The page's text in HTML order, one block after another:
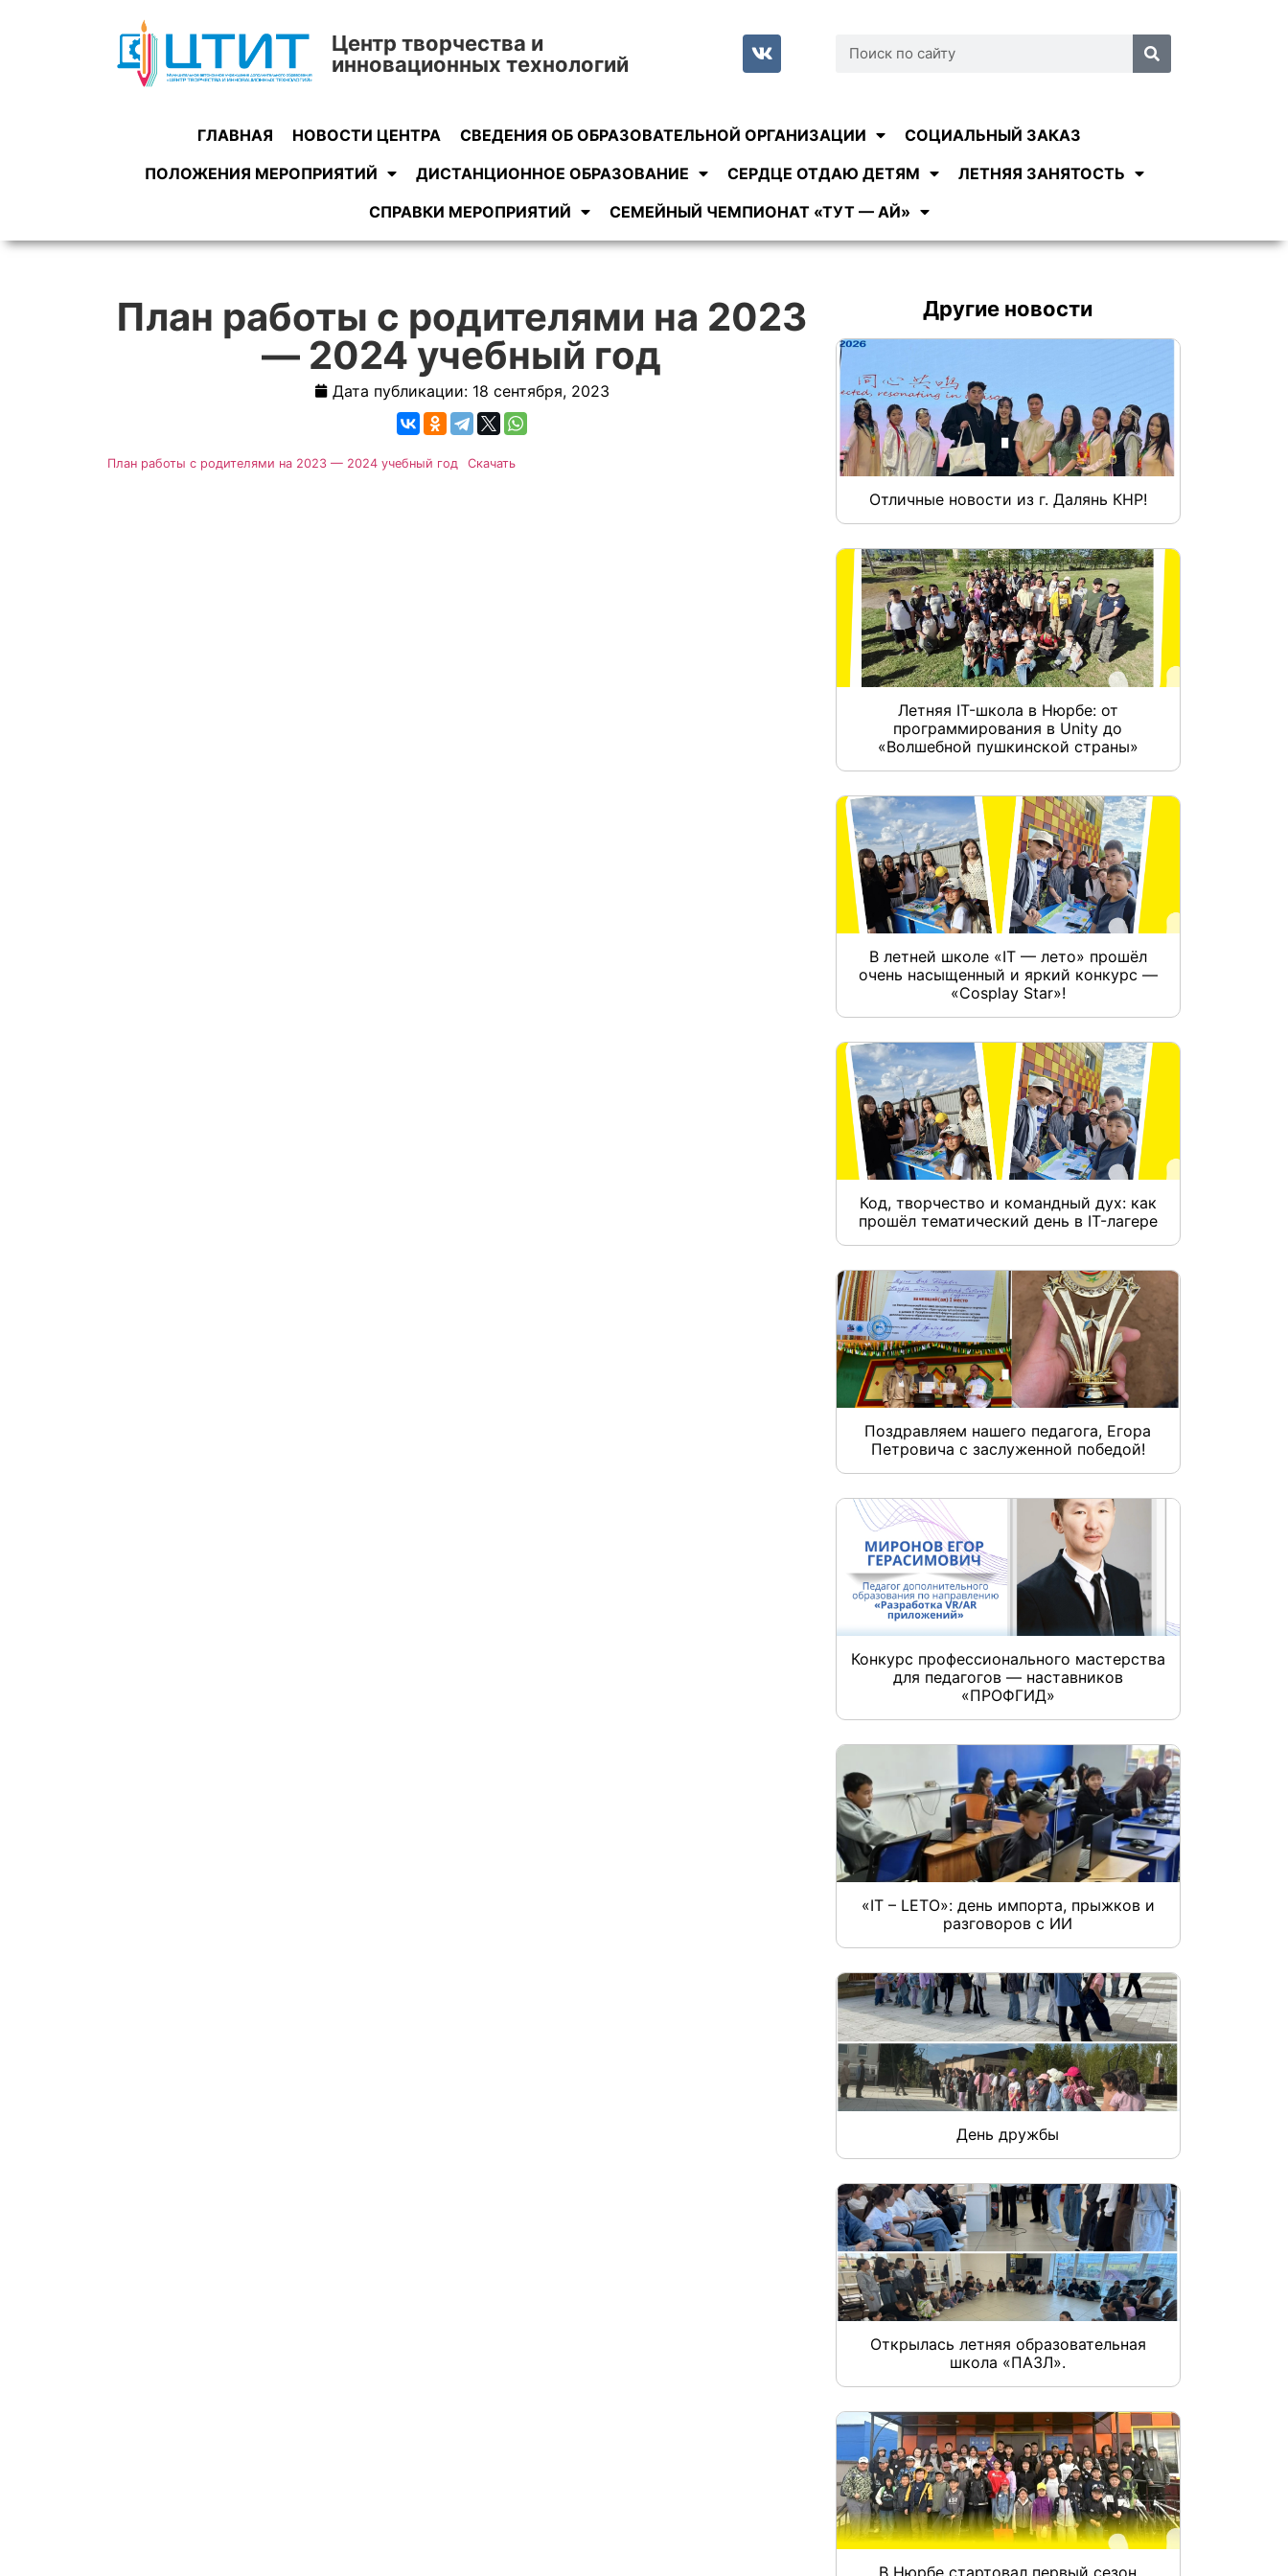
Центр творчества и
инновационных технологий
ГЛАВНАЯ НОВОСТИ ЦЕНТРА СВЕДЕНИЯ ОБ ОБРАЗОВАТЕЛЬНОЙ ОРГАНИЗАЦИИ
СОЦИАЛЬНЫЙ ЗАКАЗ
ПОЛОЖЕНИЯ МЕРОПРИЯТИЙ
ДИСТАНЦИОННОЕ ОБРАЗОВАНИЕ СЕРДЦЕ ОТДАЮ ДЕТЯМ
ЛЕТНЯЯ ЗАНЯТОСТЬ
СПРАВКИ МЕРОПРИЯТИЙ
СЕМЕЙНЫЙ ЧЕМПИОНАТ «ТУТ — АЙ»
План работы с родителями на 2023
— 2024 учебный год
Дата публикации: 18 сентября, 2023
План работы с родителями на 2023 — 2024 учебный год Скачать
Другие новости
Отличные новости из г. Далянь КНР!
Летняя IT-школа в Нюрбе: от
программирования в Unity до
«Волшебной пушкинской страны»
В летней школе «IT — лето» прошёл
очень насыщенный и яркий конкурс —
«Cosplay Star»!
Код, творчество и командный дух: как
прошёл тематический день в IT-лагере
Поздравляем нашего педагога, Егора
Петровича с заслуженной победой!
Конкурс профессионального мастерства
для педагогов — наставников
«ПРОФГИД»
«IT – LETO»: день импорта, прыжков и
разговоров с ИИ
День дружбы
Открылась летняя образовательная
школа «ПАЗЛ».